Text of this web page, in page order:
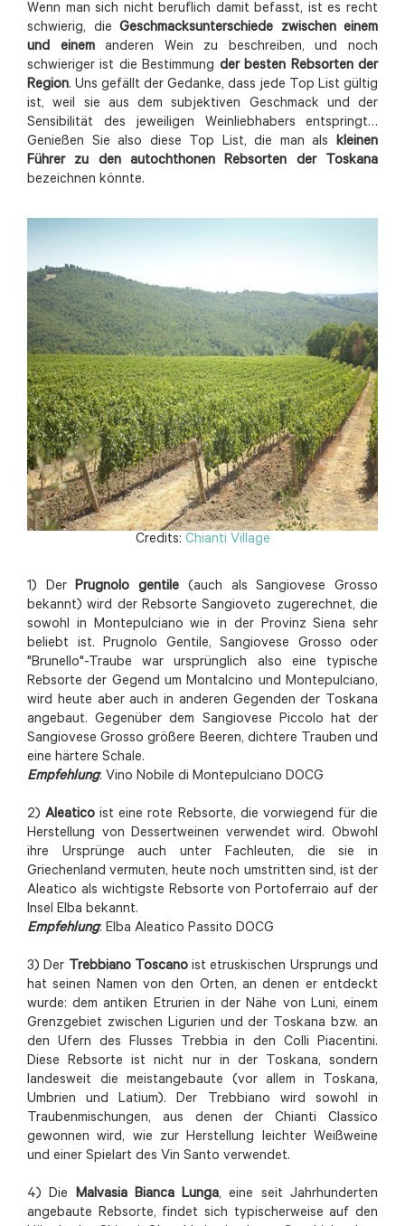
Wenn man sich nicht beruflich damit befasst, ist es recht
schwierig, die Geschmacksunterschiede zwischen einem
und einemanderen Wein zu beschreiben, und noch
schwieriger ist die Bestimmung der besten Rebsorten der
Region. Uns gefällt der Gedanke, dass jede Top List gültig
ist, weil sie aus dem subjektiven Geschmack und der
Sensibilität des jeweiligen Weinliebhabers entspringt…
Genießen Sie also diese Top List, die man als kleinen
Führer zu den autochthonen Rebsorten der Toskana
bezeichnen könnte.
Credits: Chianti Village
1) DerPrugnolo gentile (auch als Sangiovese Grosso
bekannt) wird der Rebsorte Sangioveto zugerechnet, die
sowohl in Montepulciano wie in der Provinz Siena sehr
beliebt ist. Prugnolo Gentile, Sangiovese Grosso oder
"Brunello"-Traube war ursprünglich also eine typische
Rebsorte der Gegend um Montalcino und Montepulciano,
wird heute aber auch in anderen Gegenden der Toskana
angebaut. Gegenüber dem Sangiovese Piccolo hat der
Sangiovese Grosso größere Beeren, dichtere Trauben und
eine härtere Schale.
Empfehlung: Vino Nobile di Montepulciano DOCG
2)Aleaticoist eine rote Rebsorte, die vorwiegend für die
Herstellung von Dessertweinen verwendet wird. Obwohl
ihre Ursprünge auch unter Fachleuten, die sie in
Griechenland vermuten, heute noch umstritten sind, ist der
Aleatico als wichtigste Rebsorte von Portoferraio auf der
Insel Elba bekannt.
Empfehlung: Elba Aleatico Passito DOCG
3) Der Trebbiano Toscanoist etruskischen Ursprungs und
hat seinen Namen von den Orten, an denen er entdeckt
wurde: dem antiken Etrurien in der Nähe von Luni, einem
Grenzgebiet zwischen Ligurien und der Toskana bzw. an
den Ufern des Flusses Trebbia in den Colli Piacentini.
Diese Rebsorte ist nicht nur in der Toskana, sondern
landesweit die meistangebaute (vor allem in Toskana,
Umbrien und Latium). Der Trebbiano wird sowohl in
Traubenmischungen, aus denen der Chianti Classico
gewonnen wird, wie zur Herstellung leichter Weißweine
und einer Spielart des Vin Santo verwendet.
4) Die Malvasia Bianca Lunga, eine seit Jahrhunderten
angebaute Rebsorte, findet sich typischerweise auf den